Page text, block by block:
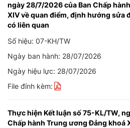
ngày 28/7/2026 của Ban Chấp
XIV về quan điểm, định hướng sửa
có liên quan
Số hiệu: 07-KH/TW
Ngày ban hành: 28/07/2026
Ngày hiệu lực: 28/07/2026
File đính kèm:
Thực hiện Kết luận số 75-KL/TW,
Chấp hành Trung ương Đảng khoá